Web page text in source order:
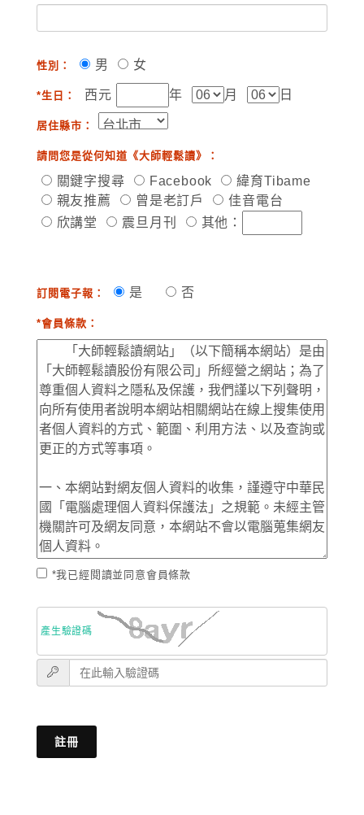
性別： 男 女
*生日： 西元 年 月 日
居住縣市：
請問您是從何知道《大師輕鬆讀》：
關鍵字搜尋 Facebook
緯育Tibame
親友推薦
曾是老訂戶
佳音電台
欣講堂
震旦月刊 其他：
訂閱電子報： 是 否
*會員條款：
*我已經閱讀並同意會員條款
產生驗證碼
註冊